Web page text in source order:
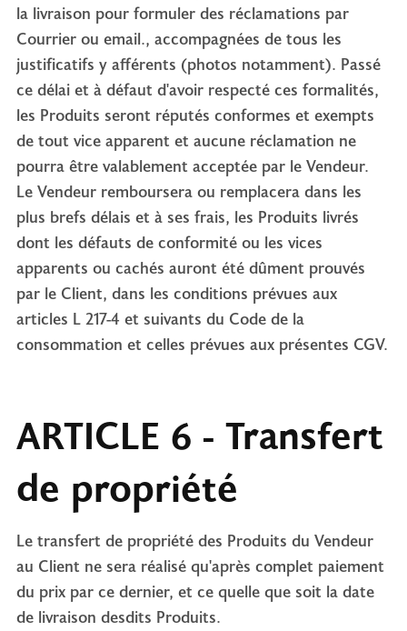
la livraison pour formuler des réclamations par
Courrier ou email., accompagnées de tous les
justificatifs y afférents (photos notamment). Passé
ce délai et à défaut d'avoir respecté ces formalités,
les Produits seront réputés conformes et exempts
de tout vice apparent et aucune réclamation ne
pourra être valablement acceptée par le Vendeur.
Le Vendeur remboursera ou remplacera dans les
plus brefs délais et à ses frais, les Produits livrés
dont les défauts de conformité ou les vices
apparents ou cachés auront été dûment prouvés
par le Client, dans les conditions prévues aux
articles L 217-4 et suivants du Code de la
consommation et celles prévues aux présentes CGV.
ARTICLE 6 - Transfert
de propriété
Le transfert de propriété des Produits du Vendeur
au Client ne sera réalisé qu'après complet paiement
du prix par ce dernier, et ce quelle que soit la date
de livraison desdits Produits.